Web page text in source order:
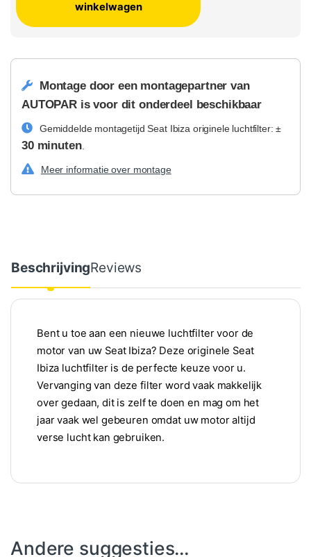
winkelwagen
Montage door een montagepartner van
AUTOPAR is voor dit onderdeel beschikbaar
Gemiddelde montagetijd Seat Ibiza originele luchtfilter: ±
30 minuten.
Meer informatie over montage
BeschrijvingReviews
Bent u toe aan een nieuwe luchtfilter voor de
motor van uw Seat Ibiza? Deze originele Seat
Ibiza luchtfilter is de perfecte keuze voor u.
Vervanging van deze filter word vaak makkelijk
over gedaan, dit is zelf te doen en mag om het
jaar vaak wel gebeuren omdat uw motor altijd
verse lucht kan gebruiken.
Andere suggesties…